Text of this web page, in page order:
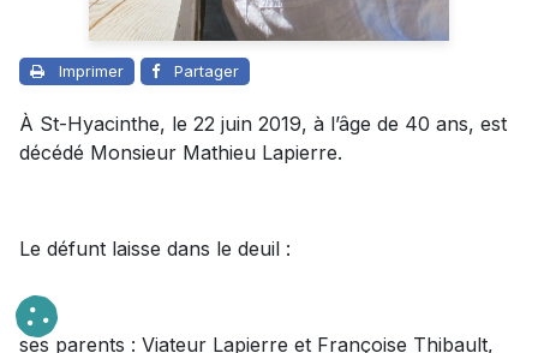
Imprimer Partager
À St-Hyacinthe, le 22 juin 2019, à l’âge de 40 ans, est
décédé Monsieur Mathieu Lapierre.
Le défunt laisse dans le deuil :
ses parents : Viateur Lapierre et Françoise Thibault,